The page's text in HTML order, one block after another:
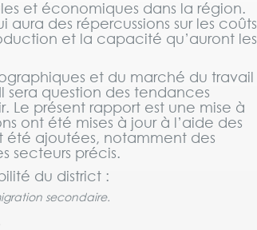
et économiques dans la région.
des répercussions sur les coûts
et la capacité qu’auront les
et du marché du travail
sera question des tendances
Le présent rapport est une mise à
ont été mises à jour à l’aide des
été ajoutées, notamment des
secteurs précis.
du district :
secondaire.